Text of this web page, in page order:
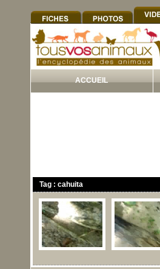
ACCUEIL
Tag : cahuita